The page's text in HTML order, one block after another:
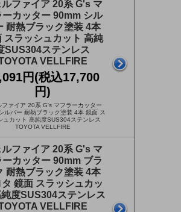
ルファイア 20系 G's マ
ーカッター 90mm シル
耐熱ブラック塗装 4本
スラッシュカット 高純
SUS304ステンレス
VELLFIRE
円(税込17,700
円)
ファイア 20系 G's マフラーカッター
ルバー 耐熱ブラック塗装 4本 鏡面 ス
ュカット 高純度SUS304ステンレス
TOYOTA VELLFIRE
ルファイア 20系 G's マ
ーカッター 90mm ブラ
耐熱ブラック塗装 4本
タ 鏡面 スラッシュカッ
純度SUS304ステンレス
VELLFIRE